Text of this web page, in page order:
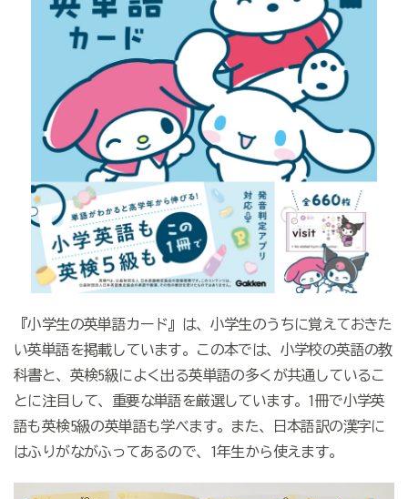
『小学生の英単語カード』は、小学生のうちに覚えておきた
い英単語を掲載しています。この本では、小学校の英語の教
科書と、英検5級によく出る英単語の多くが共通しているこ
とに注目して、重要な単語を厳選しています。1冊で小学英
語も英検5級の英単語も学べます。また、日本語訳の漢字に
はふりがながふってあるので、1年生から使えます。